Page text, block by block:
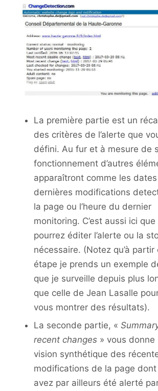
La première partie est un
des critères de l’alerte que
défini. Au fur et à mesure de
fonctionnement d’autres
apparaîtront comme les
dernières modifications
la page ou l’heure du dernier
monitoring. C’est aussi ici que
pourrez éditer l’alerte ou la
nécessaire. (Notez qu’à
étape je prends un exemple
que je surveille depuis plus
que celle de Jean Lasalle
vous montrer des résultats).
La seconde partie, «
recent changes» vous donne
vision synthétique des
modifications de la page dont
avez par ailleurs été alerté